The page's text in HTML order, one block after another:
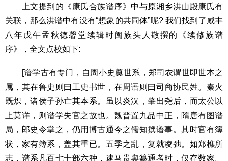
上文提到的《康氏合族谱序》中与原湘乡洪山殿康氏有
关联，那么洪谱中有没有“想象的共同体”呢? 我们找到了咸丰
八年戊午孟秋德馨堂续辑时阖族头人敬撰的《续修族谱
序》，全文点校如下:
[谱学古有专门，自周小史奠世系，郑司农谓世即世本之
属，其在鲁史则曰工史书世，在周语则曰司商协民姓。秦火
既炽，诸侯子孙亡其本系。虽以炎汉，肇出尧后，而太公以
上莫详，则谱学失官之故也。魏晋置九品中正，隋唐有图谱
局，郎史令掌之，仍用博古通今之儒知撰谱事。其时官有簿
状，家有簿系，盖其重已。五季之乱，复就凌弛。如郑樵所
志，谱系凡百七十部六种，逮马贵舆纂通考时，仅存数家。